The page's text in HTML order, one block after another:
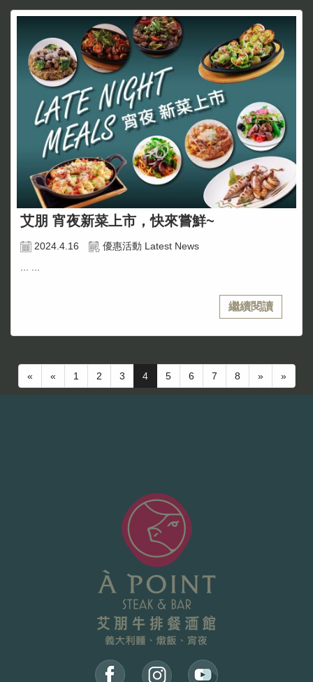
艾朋 宵夜新菜上市，快來嘗鮮~
2024.4.16
優惠活動 Latest News
繼續閱讀
« « 1 2 3 4 5 6 7 8 » »